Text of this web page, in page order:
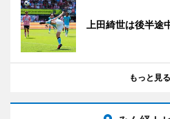
上田綺世は後半
もっと見る